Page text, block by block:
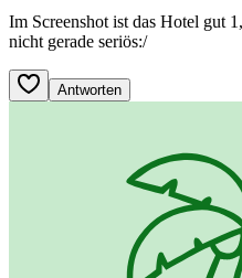
Im Screenshot ist das Hotel gut
nicht gerade seriös:/
Antworten